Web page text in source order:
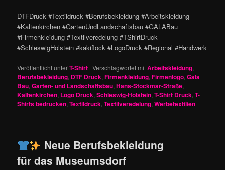
DTFDruck #Textildruck #Berufsbekleidung #Arbeitskleidung
#Kaltenkirchen #GartenUndLandschaftsbau #GALABau
#Firmenkleidung #Textilveredelung #TShirtDruck
#SchleswigHolstein #kakiflock #LogoDruck #Regional #Handwerk
Veröffentlicht unterT-Shirt |Verschlagwortet mitArbeitskleidung,
Berufsbekleidung, DTF Druck,Firmenkleidung,Firmenlogo,Gala
Bau,Garten- und Landschaftsbau,Hans-Stockmar-Straße,
Kaltenkirchen, Logo Druck,Schleswig-Holstein,T-Shirt Druck,T-
Shirts bedrucken,Textildruck,Textilveredelung,Werbetextilien
Neue Berufsbekleidung
für das Museumsdorf